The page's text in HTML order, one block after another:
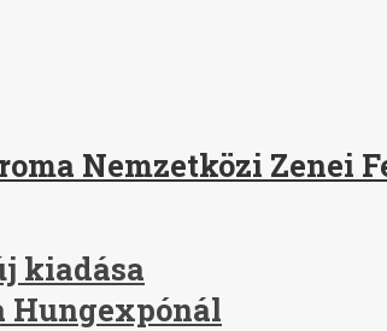
Nemzetközi Zenei
kiadása
Hungexpónál